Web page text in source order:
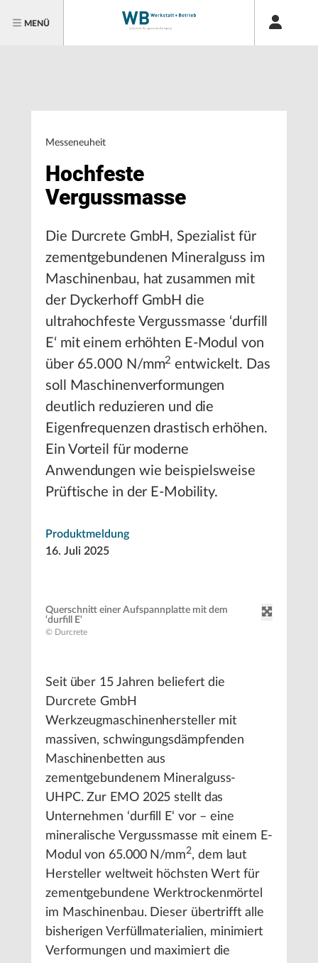
MENÜ
Messeneuheit
Hochfeste
Vergussmasse
Die Durcrete GmbH, Spezialist für
zementgebundenen Mineralguss im
Maschinenbau, hat zusammen mit
der Dyckerhoff GmbH die
ultrahochfeste Vergussmasse ‘durfill
E‘ mit einem erhöhten E-Modul von
über 65.000 N/mm2 entwickelt. Das
soll Maschinenverformungen
deutlich reduzieren und die
Eigenfrequenzen drastisch erhöhen.
Ein Vorteil für moderne
Anwendungen wie beispielsweise
Prüftische in der E-Mobility.
Produktmeldung
16. Juli 2025
Querschnitt einer Aufspannplatte mit dem
‘durfill E‘
© Durcrete
Seit über 15 Jahren beliefert die
Durcrete GmbH
Werkzeugmaschinenhersteller mit
massiven, schwingungsdämpfenden
Maschinenbetten aus
zementgebundenem Mineralguss-
UHPC. Zur EMO 2025 stellt das
Unternehmen ‘durfill E‘ vor – eine
mineralische Vergussmasse mit einem E-
Modul von 65.000 N/mm2, dem laut
Hersteller weltweit höchsten Wert für
zementgebundene Werktrockenmörtel
im Maschinenbau. Dieser übertrifft alle
bisherigen Verfüllmaterialien, minimiert
Verformungen und maximiert die